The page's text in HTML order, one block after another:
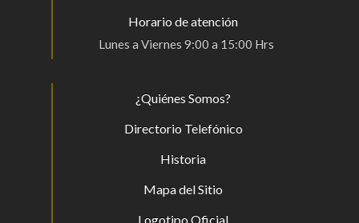
Horario de atención
Lunes a Viernes 9:00 a 15:00 Hrs
¿Quiénes Somos?
Directorio Telefónico
Historia
Mapa del Sitio
Logotipo Oficial